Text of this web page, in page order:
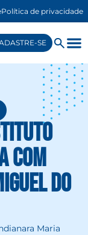
Política de privacidade
SE
com
do
Maria